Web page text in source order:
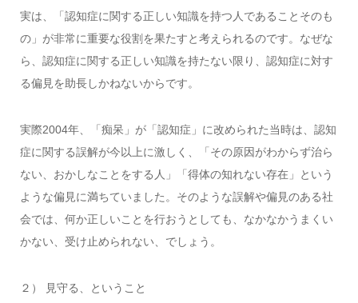
実は、「認知症に関する正しい知識を持つ人であることそのも
の」が非常に重要な役割を果たすと考えられるのです。なぜな
ら、認知症に関する正しい知識を持たない限り、認知症に対す
る偏見を助長しかねないからです。
実際2004年、「痴呆」が「認知症」に改められた当時は、認知
症に関する誤解が今以上に激しく、「その原因がわからず治ら
ない、おかしなことをする人」「得体の知れない存在」という
ような偏見に満ちていました。そのような誤解や偏見のある社
会では、何か正しいことを行おうとしても、なかなかうまくい
かない、受け止められない、でしょう。
２） 見守る、ということ